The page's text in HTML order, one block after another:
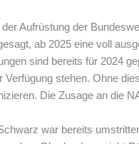
Aufrüstung der
ab 2025 eine voll
sind bereits für 2024
Verfügung stehen. Ohne
Die Zusage an die
war bereits